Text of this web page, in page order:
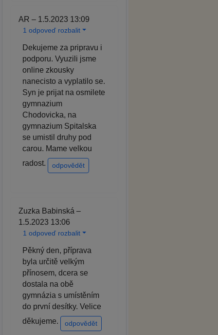
AR – 1.5.2023 13:09
1 odpoveď rozbalit
Dekujeme za pripravu i
podporu. Vyuzili jsme
online zkousky
nanecisto a vyplatilo se.
Syn je prijat na osmilete
gymnazium
Chodovicka, na
gymnazium Spitalska
se umistil druhy pod
carou. Mame velkou
radost.
odpovědět
Zuzka Babinská –
1.5.2023 13:06
1 odpoveď rozbalit
Pěkný den, příprava
byla určitě velkým
přínosem, dcera se
dostala na obě
gymnázia s umístěním
do první desítky. Velice
děkujeme.
odpovědět